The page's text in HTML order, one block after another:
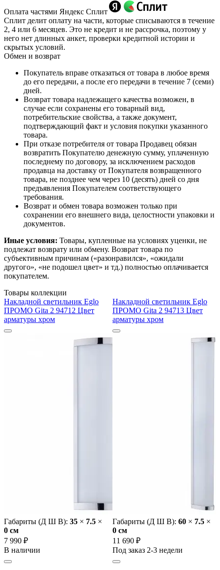
Оплата частями Яндекс Сплит
Сплит делит оплату на части, которые списываются в течение
2, 4 или 6 месяцев. Это не кредит и не рассрочка, поэтому у
него нет длинных анкет, проверки кредитной истории и
скрытых условий.
Обмен и возврат
Покупатель вправе отказаться от товара в любое время
до его передачи, а после его передачи в течение 7 (семи)
дней.
Возврат товара надлежащего качества возможен, в
случае если сохранены его товарный вид,
потребительские свойства, а также документ,
подтверждающий факт и условия покупки указанного
товара.
При отказе потребителя от товара Продавец обязан
возвратить Покупателю денежную сумму, уплаченную
последнему по договору, за исключением расходов
продавца на доставку от Покупателя возвращенного
товара, не позднее чем через 10 (десять) дней со дня
предъявления Покупателем соответствующего
требования.
Возврат и обмен товара возможен только при
сохранении его внешнего вида, целостности упаковки и
документов.
Иные условия: Товары, купленные на условиях уценки, не
подлежат возврату или обмену. Возврат товара по
субъективным причинам («разонравился», «ожидали
другого», «не подошел цвет» и тд.) полностью оплачивается
покупателем.
Товары коллекции
Накладной светильник Eglo
ПРОМО Gita 2 94712 Цвет
арматуры хром
Габариты (Д Ш В): 35 × 7.5 ×
0 cм
7 990 ₽
В наличии
Накладной светильник Eglo
ПРОМО Gita 2 94713 Цвет
арматуры хром
Габариты (Д Ш В): 60 × 7.5 ×
0 cм
11 690 ₽
Под заказ 2-3 недели